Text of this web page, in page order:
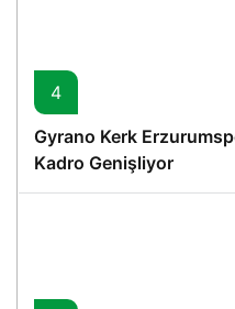
4
Gyrano Kerk
Kadro Genişliyor